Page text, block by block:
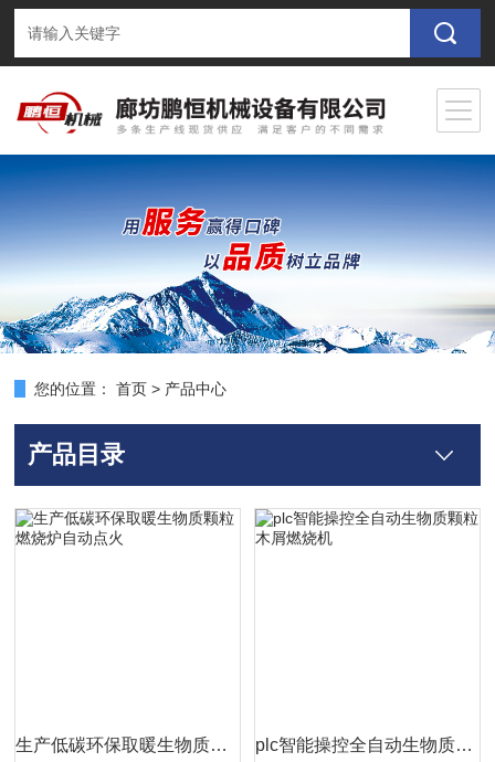
您的位置： 首页 > 产品中心
产品目录
生产低碳环保取暖生物质颗粒燃烧炉自动点火 plc智能操控全自动生物质颗粒木屑燃烧机